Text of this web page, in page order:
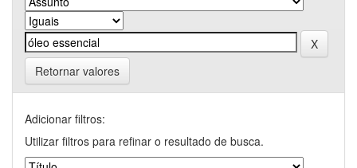
Retornar valores
Adicionar filtros:
Utilizar filtros para refinar o resultado de busca.